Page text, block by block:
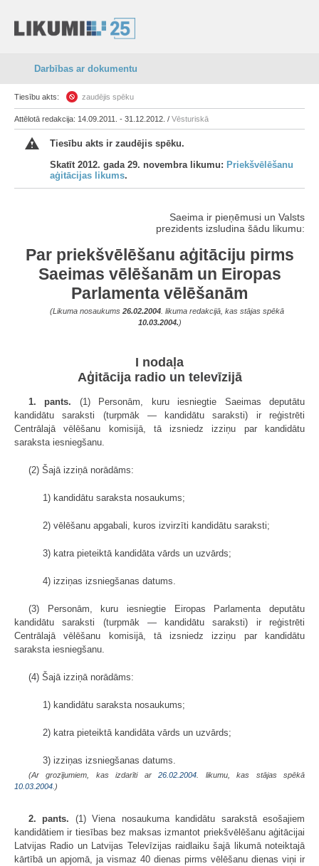
Darbības ar dokumentu
Tiesību akts: zaudējis spēku
Attēlotā redakcija: 14.09.2011. - 31.12.2012. / Vēsturiskā
Tiesību akts ir zaudējis spēku.
Skatīt 2012. gada 29. novembra likumu: Priekšvēlēšanu
aģitācijas likums.
Saeima ir pieņēmusi un Valsts
prezidents izsludina šādu likumu:
Par priekšvēlēšanu aģitāciju pirms
Saeimas vēlēšanām un Eiropas
Parlamenta vēlēšanām
(Likuma nosaukums 26.02.2004. likuma redakcijā, kas stājas spēkā
10.03.2004.)
I nodaļa
Aģitācija radio un televīzijā
1. pants. (1) Personām, kuru iesniegtie Saeimas deputātu
kandidātu saraksti (turpmāk — kandidātu saraksti) ir reģistrēti
Centrālajā vēlēšanu komisijā, tā izsniedz izziņu par kandidātu
saraksta iesniegšanu.
(2) Šajā izziņā norādāms:
1) kandidātu saraksta nosaukums;
2) vēlēšanu apgabali, kuros izvirzīti kandidātu saraksti;
3) katra pieteiktā kandidāta vārds un uzvārds;
4) izziņas izsniegšanas datums.
(3) Personām, kuru iesniegtie Eiropas Parlamenta deputātu
kandidātu saraksti (turpmāk — kandidātu saraksti) ir reģistrēti
Centrālajā vēlēšanu komisijā, tā izsniedz izziņu par kandidātu
saraksta iesniegšanu.
(4) Šajā izziņā norādāms:
1) kandidātu saraksta nosaukums;
2) katra pieteiktā kandidāta vārds un uzvārds;
3) izziņas izsniegšanas datums.
(Ar grozījumiem, kas izdarīti ar26.02.2004 . likumu, kas stājas spēkā
10.03.2004. )
2. pants. (1) Viena nosaukuma kandidātu sarakstā esošajiem
kandidātiem ir tiesības bez maksas izmantot priekšvēlēšanu aģitācijai
Latvijas Radio un Latvijas Televīzijas raidlaiku šajā likumā noteiktajā
kārtībā un apjomā, ja vismaz 40 dienas pirms vēlēšanu dienas viņi ir